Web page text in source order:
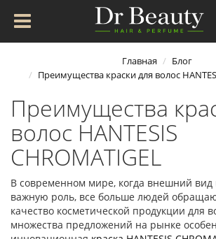
Главная
Блог
Преимущества краски для волос
Преимущества
волос HANTESIS
CHROMATIGEL
В современном мире, когда внешний вид
важную роль, все больше людей
качество косметической продукции для
множества предложений на рынке